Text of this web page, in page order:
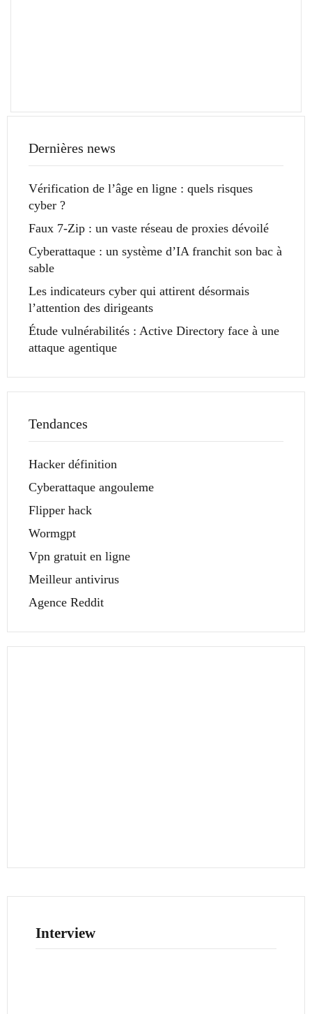
Dernières news
Vérification de l’âge en ligne : quels risques
cyber ?
Faux 7-Zip : un vaste réseau de proxies dévoilé
Cyberattaque : un système d’IA franchit son bac à
sable
Les indicateurs cyber qui attirent désormais
l’attention des dirigeants
Étude vulnérabilités : Active Directory face à une
attaque agentique
Tendances
Hacker définition
Cyberattaque angouleme
Flipper hack
Wormgpt
Vpn gratuit en ligne
Meilleur antivirus
Agence Reddit
Interview